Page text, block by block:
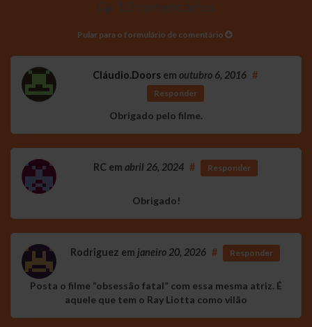
10 comentários
Pular para o formulário de comentário
Cláudio.Doors em outubro 6, 2016 #
Responder
Obrigado pelo filme.
RC em abril 26, 2024 # Responder
Obrigado!
Rodriguez em janeiro 20, 2026 # Responder
Posta o filme “obsessão fatal” com essa mesma atriz. É
aquele que tem o Ray Liotta como vilão